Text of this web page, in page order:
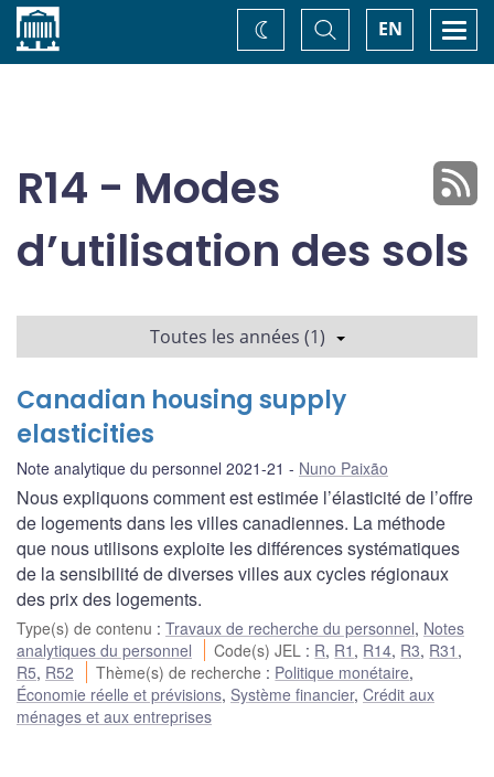
Accueil EN
Basculer
la
recherche
Changez
de
R14 - Modes
d’utilisation des sols
Toutes les années (1)
Canadian housing supply
elasticities
Note analytique du personnel 2021-21 Nuno Paixão
Nous expliquons comment est estimée l’élasticité de l’offre
de logements dans les villes canadiennes. La méthode
que nous utilisons exploite les différences systématiques
de la sensibilité de diverses villes aux cycles régionaux
des prix des logements.
Type(s) de contenu : Travaux de recherche du personnel, Notes
analytiques du personnel
Code(s) JEL : R, R1 , R14, R3, R31 ,
R5, R52 Thème(s) de recherche : Politique monétaire,
Économie réelle et prévisions, Système financier, Crédit aux
ménages et aux entreprises